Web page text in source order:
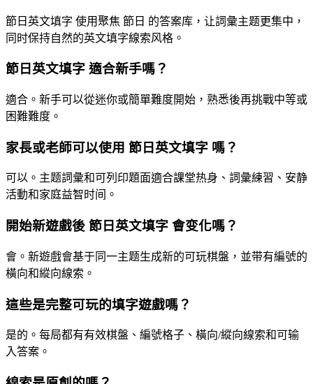
節日英文填字 使用聚焦 節日 的答案库，让詞彙主题更集中，
同时保持自然的英文填字線索风格。
節日英文填字 適合新手嗎？
適合。新手可以從迷你或簡單難度開始，熟悉後再挑戰中等或
困難難度。
家長或老師可以使用 節日英文填字 嗎？
可以。主题詞彙和可列印題面適合課堂热身、詞彙練習、安静
活動和家庭益智时间。
開始新遊戲後 節日英文填字 會变化嗎？
會。新遊戲會基于同一主题生成新的可玩棋盤，並带有編號的
橫向和縱向線索。
這些是完整可玩的填字遊戲嗎？
是的。每局都有有效棋盤、編號格子、橫向/縱向線索和可输
入答案。